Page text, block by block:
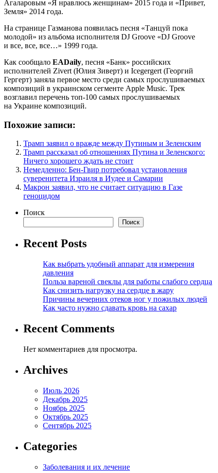
Агаларовым «Я нравлюсь женщинам» 2015 года и «Привет,
Земля» 2014 года.
На странице Газманова появилась песня «Танцуй пока
молодой» из альбома исполнителя DJ Groove «DJ Groove
и все, все, все…» 1999 года.
Как сообщало EADaily, песня «Банк» российских
исполнителей Zivert (Юлия Зиверт) и Icegergert (Георгий
Гергерт) заняла первое место среди самых прослушиваемых
композиций в украинском сегменте Apple Music. Трек
возглавил перечень топ-100 самых прослушиваемых
на Украине композиций.
Похожие записи:
Трамп заявил о вражде между Путиным и Зеленским
Трамп рассказал об отношениях Путина и Зеленского:
Ничего хорошего ждать не стоит
Немедленно: Бен-Гвир потребовал установления
суверенитета Израиля в Иудее и Самарии
Макрон заявил, что не считает ситуацию в Газе
геноцидом
Поиск
Поиск
Recent Posts
Как выбрать удобный аппарат для измерения
давления
Польза вареной свеклы для работы слабого сердца
Как снизить нагрузку на сердце в жару
Причины вечерних отеков ног у пожилых людей
Как часто нужно сдавать кровь на сахар
Recent Comments
Нет комментариев для просмотра.
Archives
Июль 2026
Декабрь 2025
Ноябрь 2025
Октябрь 2025
Сентябрь 2025
Categories
Заболевания и их лечение